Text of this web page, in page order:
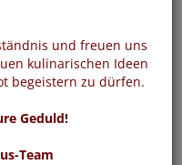
und freuen uns
kulinarischen Ideen
begeistern zu dürfen.
Geduld!
Team